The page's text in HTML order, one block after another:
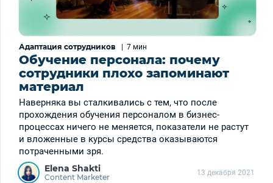
Адаптация сотрудников 7 мин
Обучение персонала: почему
сотрудники плохо запоминают
материал
Наверняка вы сталкивались с тем, что после
прохождения обучения персоналом в бизнес-
процессах ничего не меняется, показатели не растут
и вложенные в курсы средства оказываются
потраченными зря.
Elena Shakti
Content Marketer 13 декабря 2021